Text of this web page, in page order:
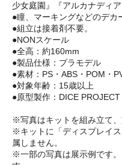
少女庭園』『アルカナディ
●瞳、マーキングなどのデカ
●組立は接着剤不要。
●NONスケール
●全高：約160mm
●製品仕様：プラモデル
●素材：PS・ABS・POM・
●対象年齢：15歳以上
●原型製作：DICE PROJECT
※写真はキットを組み立て、
※キットに「ディスプレイ
属しません。
※一部の写真は展示例です